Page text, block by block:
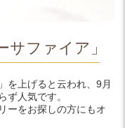
サファイア」
を上げると云われ、9月
ず人気です。
ーをお探しの方にもオ